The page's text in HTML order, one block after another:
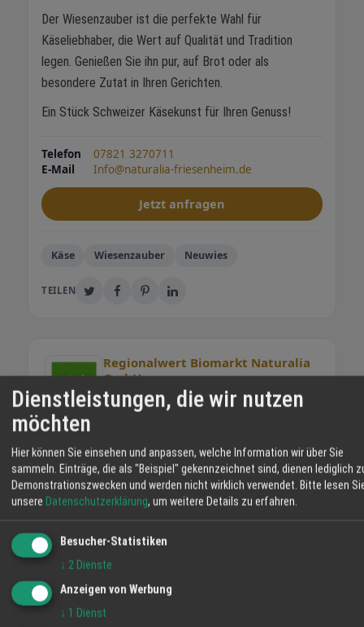
Der Wiesenzauber ist die perfekte Wahl für
Käseliebhaber, die Wert auf Qualität und Tradition
legen. Genießen Sie ihn pur, auf Brot oder als
besondere Zutat in Ihren Gerichten.
Ein Stück Schweizer Käsekunst für Ihren Genuss!
Telefon
07821 3270711
E-Mail
Info@naturalia-friesenheim.de
Jetzt anfragen
Käse Wiesenzauber Neuwies
TEILEN
Regionalwert Biomarkt Naturalia
GmbH
Unser schöner Biomarkt liegt im Herzen von
leckeren und gesunden Bio-Lebensmitteln,
vieles davon direkt von
unseren landwirtschaftlichen Partnern hier
aus der Region. Dazu die wohl größte Bio-
Bio-Weine. Und in unserem Bio-Bistro gibt es
leckere vitale Snacks, Kaffee und Kuchen:
zum mitnehmen und – sofern aktuell möglich
– bei schönem Wetter zum Genießen an
WEITERE ANGEBOTE
Hartkäse
Nordsee Käse Grube – Bio-Hartkäse aus
Angebot
Dienstleistungen, die wir nutzen
möchten
Hier können Sie einsehen und anpassen, welche Information wir über Sie
sammeln. Einträge, die als "Beispiel" gekennzeichnet sind, dienen lediglich
Demonstrationszwecken und werden nicht wirklich verwendet. Bitte lesen
unsere Datenschutzerklärung, um weitere Details zu erfahren.
Besucher-Statistiken
↓ 2 Dienste
Anzeigen von Werbung
↓ 1 Dienst